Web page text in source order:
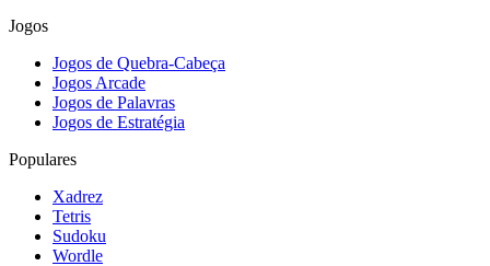
Jogos
Jogos de Quebra-Cabeça
Jogos Arcade
Jogos de Palavras
Jogos de Estratégia
Populares
Xadrez
Tetris
Sudoku
Wordle